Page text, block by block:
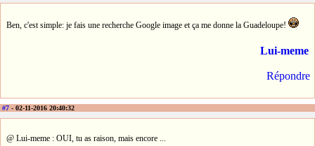
Ben, c'est simple: je fais une recherche Google image et ça me donne la Guadeloupe!
Lui-meme
Répondre
#7 - 02-11-2016 20:40:32
@ Lui-meme : OUI, tu as raison, mais encore ...